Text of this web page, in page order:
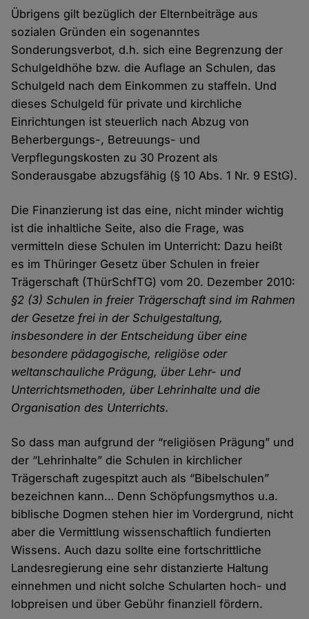
Übrigens gilt bezüglich der Elternbeiträge aus
sozialen Gründen ein sogenanntes
Sonderungsverbot, d.h. sich eine Begrenzung der
Schulgeldhöhe bzw. die Auflage an Schulen, das
Schulgeld nach dem Einkommen zu staffeln. Und
dieses Schulgeld für private und kirchliche
Einrichtungen ist steuerlich nach Abzug von
Beherbergungs-, Betreuungs- und
Verpflegungskosten zu 30 Prozent als
Sonderausgabe abzugsfähig (§ 10 Abs. 1 Nr. 9 EStG).
Die Finanzierung ist das eine, nicht minder wichtig
ist die inhaltliche Seite, also die Frage, was
vermitteln diese Schulen im Unterricht: Dazu heißt
es im Thüringer Gesetz über Schulen in freier
Trägerschaft (ThürSchfTG) vom 20. Dezember 2010:
§2 (3) Schulen in freier Trägerschaft sind im Rahmen
der Gesetze frei in der Schulgestaltung,
insbesondere in der Entscheidung über eine
besondere pädagogische, religiöse oder
weltanschauliche Prägung, über Lehr- und
Unterrichtsmethoden, über Lehrinhalte und die
Organisation des Unterrichts.
So dass man aufgrund der “religiösen Prägung” und
der “Lehrinhalte” die Schulen in kirchlicher
Trägerschaft zugespitzt auch als “Bibelschulen”
bezeichnen kann… Denn Schöpfungsmythos u.a.
biblische Dogmen stehen hier im Vordergrund, nicht
aber die Vermittlung wissenschaftlich fundierten
Wissens. Auch dazu sollte eine fortschrittliche
Landesregierung eine sehr distanzierte Haltung
einnehmen und nicht solche Schularten hoch- und
lobpreisen und über Gebühr finanziell fördern.